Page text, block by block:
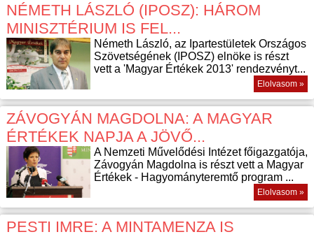
NÉMETH LÁSZLÓ (IPOSZ): HÁROM
MINISZTÉRIUM IS FEL...
Németh László, az Ipartestületek Országos
Szövetségének (IPOSZ) elnöke is részt
vett a 'Magyar Értékek 2013' rendezvényt...
Elolvasom »
ZÁVOGYÁN MAGDOLNA: A MAGYAR
ÉRTÉKEK NAPJA A JÖVŐ...
A Nemzeti Művelődési Intézet főigazgatója,
Závogyán Magdolna is részt vett a Magyar
Értékek - Hagyományteremtő program ...
Elolvasom »
PESTI IMRE: A MINTAMENZA IS